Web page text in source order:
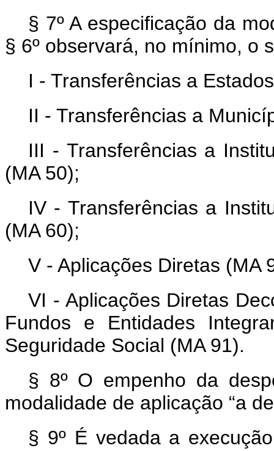
§ 7º A especificação da
§ 6º observará, no mínimo, o
I - Transferências a
II - Transferências a
III - Transferências a
(MA 50);
IV - Transferências a
(MA 60);
V - Aplicações Diretas (MA
VI - Aplicações Diretas
Fundos e Entidades
Seguridade Social (MA 91).
§ 8º O empenho da
modalidade de aplicação “a
§ 9º É vedada a